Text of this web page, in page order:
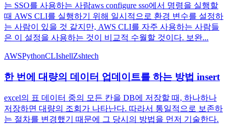
는 SSO를 사용하는 사람aws configure sso에서 명령을 실행할
때 AWS CLI를 실행하기 위해 일시적으로 환경 변수를 설정하
는 사람이 있을 것 같지만, AWS CLI를 자주 사용하는 사람들
은 이 설정을 사용하는 것이 비교적 수월할 것이다. 보완...
AWSPythonCLIshellZshtech
한 번에 대량의 데이터 업데이트를 하는 방법 insert
excel의 표 데이터 중의 모든 칸을 DB에 저장할 때, 하나하나
저장하면 대량의 조회가 나타난다. 따라서 통일적으로 보존하
는 절차를 변경했기 때문에 그 당시의 방법을 먼저 기술한다.